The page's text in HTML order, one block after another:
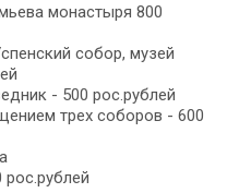
монастыря 800
собор, музей
- 500 рос.рублей
трех соборов - 600